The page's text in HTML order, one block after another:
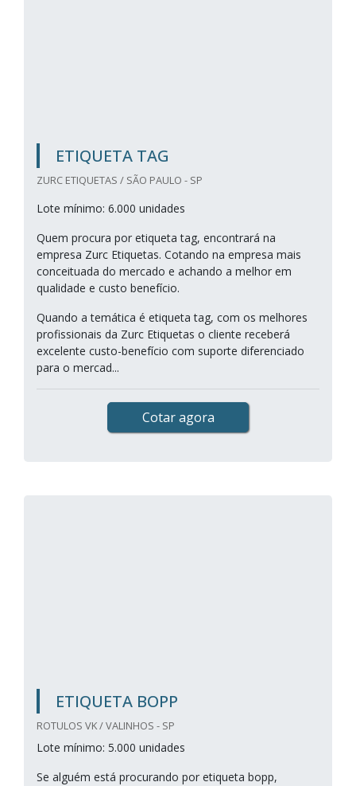
ETIQUETA TAG
ZURC ETIQUETAS / SÃO PAULO - SP
Lote mínimo: 6.000 unidades
Quem procura por etiqueta tag, encontrará na
empresa Zurc Etiquetas. Cotando na empresa mais
conceituada do mercado e achando a melhor em
qualidade e custo benefício.
Quando a temática é etiqueta tag, com os melhores
profissionais da Zurc Etiquetas o cliente receberá
excelente custo-benefício com suporte diferenciado
para o mercad...
Cotar agora
ETIQUETA BOPP
ROTULOS VK / VALINHOS - SP
Lote mínimo: 5.000 unidades
Se alguém está procurando por etiqueta bopp,